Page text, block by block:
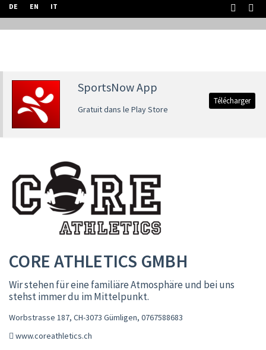
DE EN IT
SportsNow App
Gratuit dans le Play Store
Télécharger
CORE ATHLETICS GMBH
Wir stehen für eine familiäre Atmosphäre und bei uns
stehst immer du im Mittelpunkt.
Worbstrasse 187, CH-3073 Gümligen, 0767588683
www.coreathletics.ch